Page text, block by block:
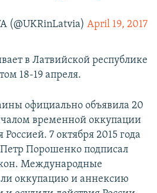
(@UKRinLatvia) April 19, 2017
в Латвийской республике
18-19 апреля.
официально объявила 20
временной оккупации
7 октября 2015 года
Порошенко подписал
Международные
оккупацию и аннексию